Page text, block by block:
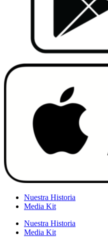
Nuestra Historia
Media Kit
Nuestra Historia
Media Kit